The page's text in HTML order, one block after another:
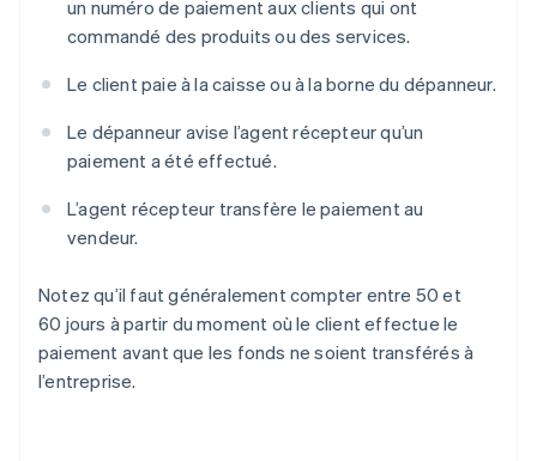
un numéro de paiement aux clients qui ont
commandé des produits ou des services.
Le client paie à la caisse ou à la borne du dépanneur.
Le dépanneur avise l’agent récepteur qu’un
paiement a été effectué.
L’agent récepteur transfère le paiement au
vendeur.
Notez qu’il faut généralement compter entre 50 et
60 jours à partir du moment où le client effectue le
paiement avant que les fonds ne soient transférés à
l’entreprise.